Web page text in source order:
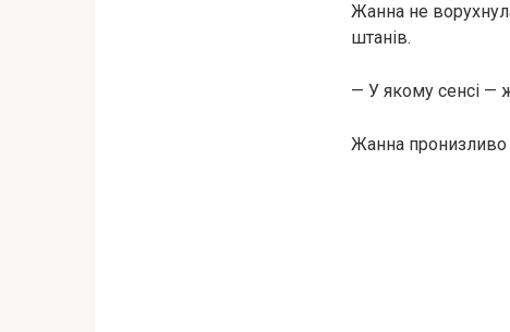
Жанна не
штанів.
— У якому сенсі —
Жанна пронизливо